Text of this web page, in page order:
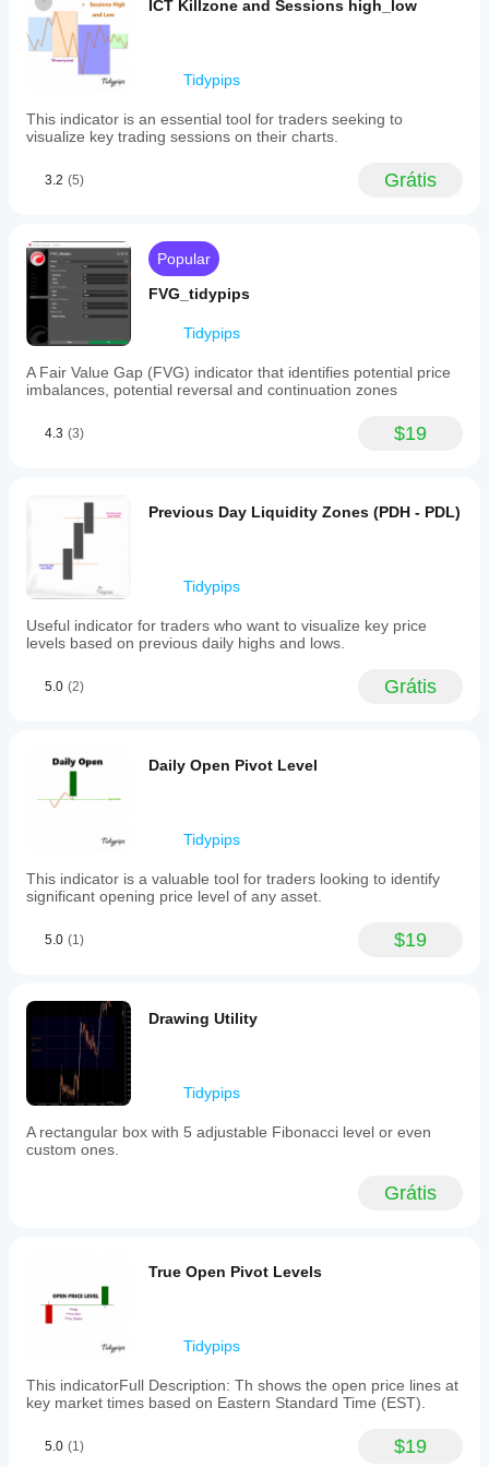
Seja o
a
a outras
indicador
para
análise
técnica.
Os indicadores
personalizados
só estão
disponíveis no
Mac.
Como
posso
testar o
indicador?
Aplique o
indicadora
símbolos e
períodos
como se
comporta
sob várias
condições
de mercado.
Devo
ajustar os
parâmetros
Sim, pode
modificar
parâmetros
para
adaptar o
indicador à
estratégia.
ICT Killzone and Sessions high_low
Tidypips
This indicator is an essential tool for traders seeking to
visualize key trading sessions on their charts.
3.2 (5) Grátis
Popular
FVG_tidypips
Tidypips
A Fair Value Gap (FVG) indicator that identifies potential price
imbalances, potential reversal and continuation zones
4.3 (3) $19
Previous Day Liquidity Zones (PDH - PDL)
Tidypips
Useful indicator for traders who want to visualize key price
levels based on previous daily highs and lows.
5.0 (2) Grátis
Daily Open Pivot Level
Tidypips
This indicator is a valuable tool for traders looking to identify
significant opening price level of any asset.
5.0 (1) $19
Drawing Utility
Tidypips
A rectangular box with 5 adjustable Fibonacci level or even
custom ones.
Grátis
True Open Pivot Levels
Tidypips
This indicatorFull Description: Th shows the open price lines at
key market times based on Eastern Standard Time (EST).
5.0 (1) $19